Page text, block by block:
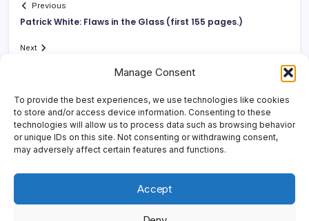
Manage Consent
To provide the best experiences, we use technologies like cookies
to store and/or access device information. Consenting to these
technologies will allow us to process data such as browsing behavior
or unique IDs on this site. Not consenting or withdrawing consent,
may adversely affect certain features and functions.
Accept
Previous
Patrick White: Flaws in the Glass (first 155 pages.)
Next